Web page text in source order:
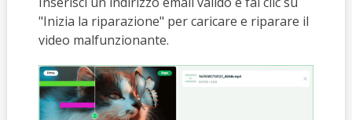
"Inizia la riparazione" per caricare e riparare il
video malfunzionante.